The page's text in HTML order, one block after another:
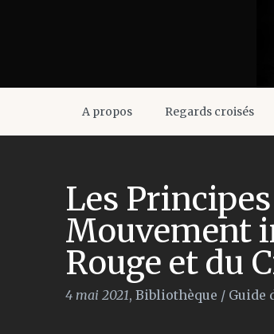
A propos Regards croisés
Les
Mouvement
Rouge et du
4 mai 2021, Bibliothèque / Guide